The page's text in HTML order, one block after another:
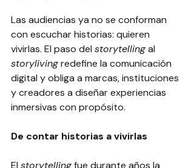
Las audiencias ya no se conforman
con escuchar historias: quieren
vivirlas. El paso del storytelling al
storyliving redefine la comunicación
digital y obliga a marcas, instituciones
y creadores a diseñar experiencias
inmersivas con propósito.
De contar historias a vivirlas
El storytelling fue durante años la